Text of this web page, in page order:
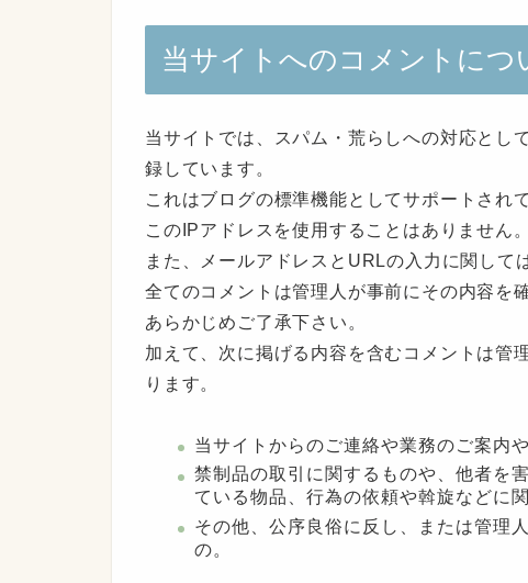
当サイトへのコメントにつ
当サイトでは、スパム・荒らしへの対応とし
録しています。
これはブログの標準機能としてサポートされ
このIPアドレスを使用することはありません。
また、メールアドレスとURLの入力に関して
全てのコメントは管理人が事前にその内容を
あらかじめご了承下さい。
加えて、次に掲げる内容を含むコメントは管
ります。
当サイトからのご連絡や業務のご案内
禁制品の取引に関するものや、他者を
ている物品、行為の依頼や斡旋などに
その他、公序良俗に反し、または管理
の。